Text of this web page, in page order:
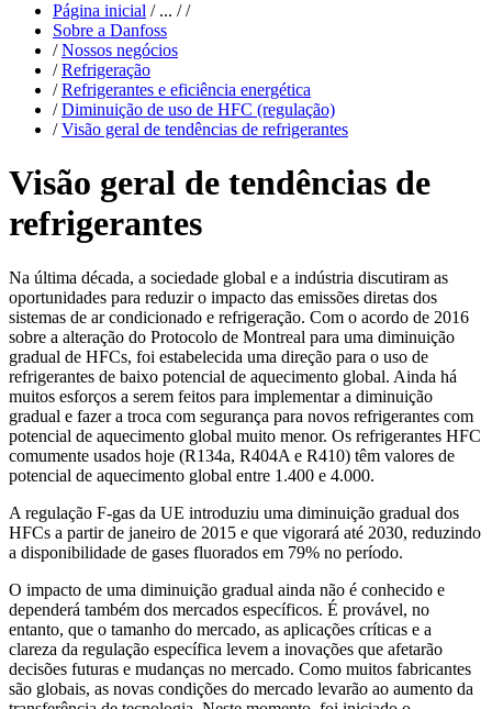
Página inicial /... / /
Sobre a Danfoss
/ Nossos negócios
/ Refrigeração
/ Refrigerantes e eficiência energética
/ Diminuição de uso de HFC (regulação)
/ Visão geral de tendências de refrigerantes
Visão geral de tendências de
refrigerantes
Na última década, a sociedade global e a indústria discutiram as
oportunidades para reduzir o impacto das emissões diretas dos
sistemas de ar condicionado e refrigeração. Com o acordo de 2016
sobre a alteração do Protocolo de Montreal para uma diminuição
gradual de HFCs, foi estabelecida uma direção para o uso de
refrigerantes de baixo potencial de aquecimento global. Ainda há
muitos esforços a serem feitos para implementar a diminuição
gradual e fazer a troca com segurança para novos refrigerantes com
potencial de aquecimento global muito menor. Os refrigerantes HFC
comumente usados hoje (R134a, R404A e R410) têm valores de
potencial de aquecimento global entre 1.400 e 4.000.
A regulação F-gas da UE introduziu uma diminuição gradual dos
HFCs a partir de janeiro de 2015 e que vigorará até 2030, reduzindo
a disponibilidade de gases fluorados em 79% no período.
O impacto de uma diminuição gradual ainda não é conhecido e
dependerá também dos mercados específicos. É provável, no
entanto, que o tamanho do mercado, as aplicações críticas e a
clareza da regulação específica levem a inovações que afetarão
decisões futuras e mudanças no mercado. Como muitos fabricantes
são globais, as novas condições do mercado levarão ao aumento da